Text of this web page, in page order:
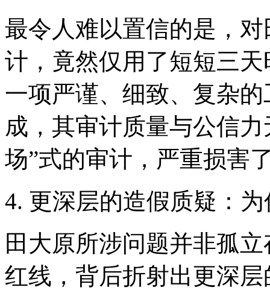
最令人难以置信的是，
计，竟然仅用了短短三
一项严谨、细致、复杂
成，其审计质量与公信
场”式的审计，严重损害
4. 更深层的造假质疑：
田大原所涉问题并非孤
红线，背后折射出更深